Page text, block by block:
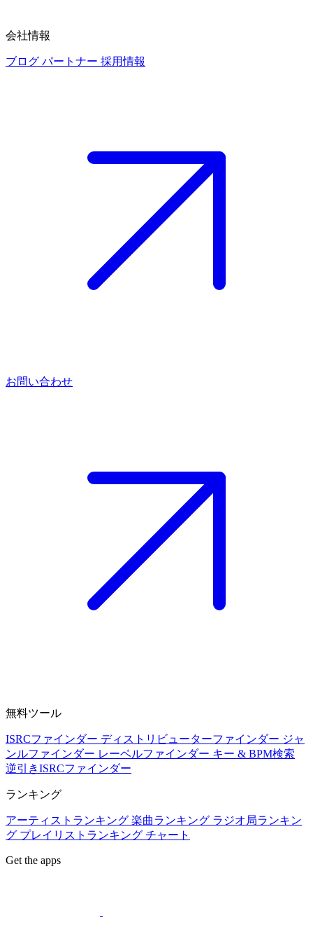
会社情報
ブログ パートナー 採用情報
お問い合わせ
無料ツール
ISRCファインダー ディストリビューターファインダー ジャ
ンルファインダー レーベルファインダー キー & BPM検索
逆引きISRCファインダー
ランキング
アーティストランキング 楽曲ランキング ラジオ局ランキン
グ プレイリストランキング チャート
Get the apps